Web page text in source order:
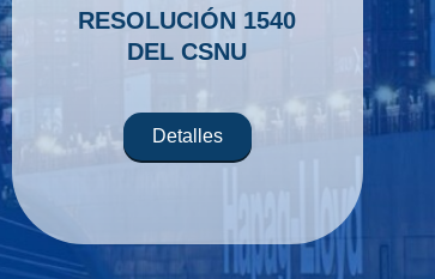
RESOLUCIÓN 1540
DEL CSNU
Detalles